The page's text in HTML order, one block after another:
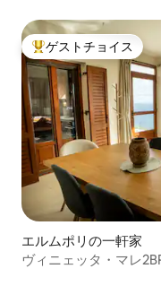
大好評のゲストチョイ
ゲストチョイス
エルムポリの一軒家
ヴィニェッタ・マレ